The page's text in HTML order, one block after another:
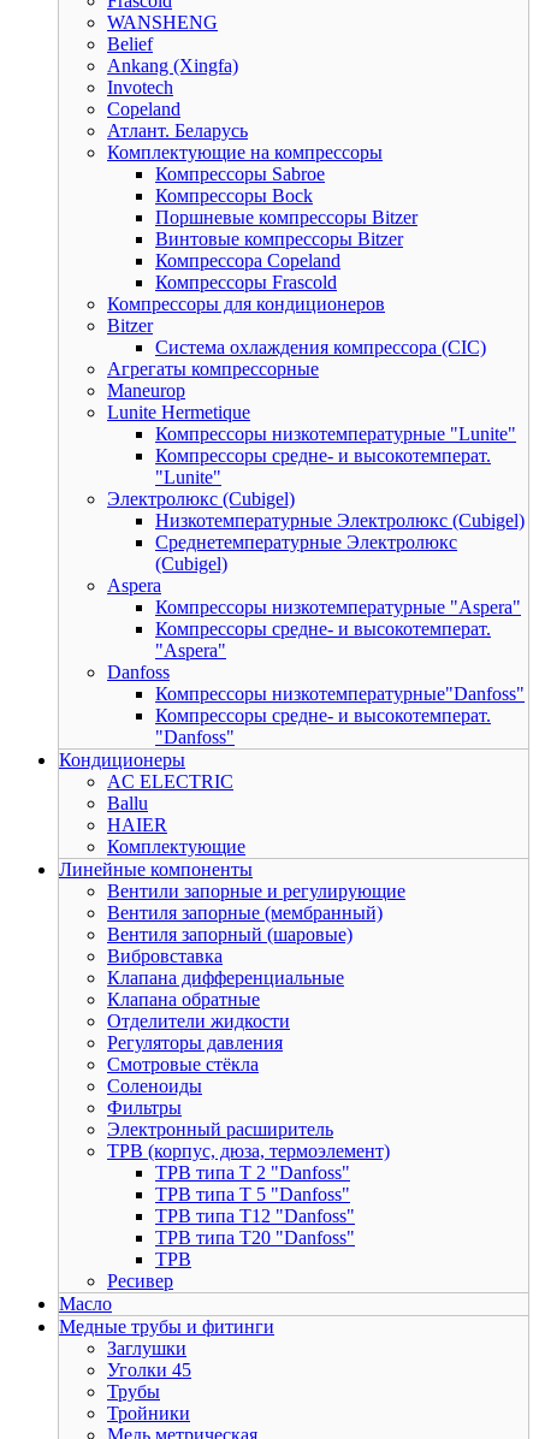
WANSHENG
Belief
Ankang (Xingfa)
Invotech
Copeland
Атлант. Беларусь
Комплектующие на компрессоры
Компрессоры Sabroe
Компрессоры Bock
Поршневые компрессоры Bitzer
Винтовые компрессоры Bitzer
Компрессора Copeland
Компрессоры Frascold
Компрессоры для кондиционеров
Bitzer
Система охлаждения компрессора (CIC)
Агрегаты компрессорные
Maneurop
Lunite Hermetique
Компрессоры низкотемпературные "Lunite"
Компрессоры средне- и высокотемперат.
"Lunite"
Электролюкс (Cubigel)
Низкотемпературные Электролюкс (Cubigel)
Среднетемпературные Электролюкс
(Cubigel)
Aspera
Компрессоры низкотемпературные "Aspera"
Компрессоры средне- и высокотемперат.
"Aspera"
Danfoss
Компрессоры низкотемпературные"Danfoss"
Компрессоры средне- и высокотемперат.
"Danfoss"
Кондиционеры
AC ELECTRIC
Ballu
HAIER
Комплектующие
Линейные компоненты
Вентили запорные и регулирующие
Вентиля запорные (мембранный)
Вентиля запорный (шаровые)
Вибровставка
Клапана дифференциальные
Клапана обратные
Отделители жидкости
Регуляторы давления
Смотровые стёкла
Соленоиды
Фильтры
Электронный расширитель
ТРВ (корпус, дюза, термоэлемент)
ТРВ типа Т 2 "Danfoss"
ТРВ типа Т 5 "Danfoss"
ТРВ типа Т12 "Danfoss"
ТРВ типа Т20 "Danfoss"
ТРВ
Ресивер
Масло
Медные трубы и фитинги
Заглушки
Уголки 45
Трубы
Тройники